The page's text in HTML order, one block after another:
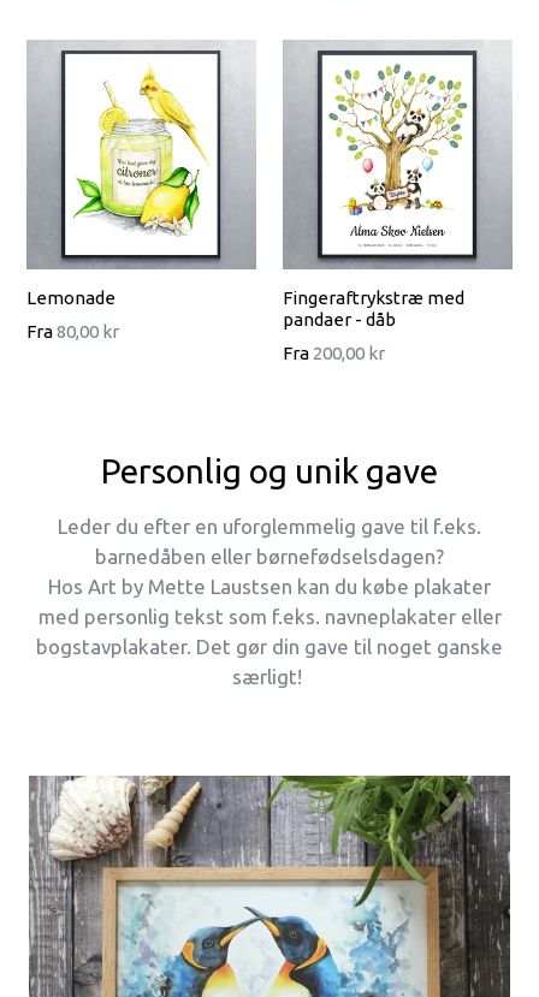
Lemonade
Fra80,00 kr
Fingeraftrykstræ med
pandaer - dåb
Fra 200,00 kr
Personlig og unik gave
Leder du efter en uforglemmelig gave til f.eks.
barnedåben eller børnefødselsdagen?
Hos Art by Mette Laustsen kan du købe plakater
med personlig tekst som f.eks. navneplakater eller
bogstavplakater. Det gør din gave til noget ganske
særligt!